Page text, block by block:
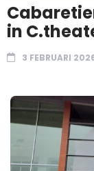
in
3 FEBRUARI